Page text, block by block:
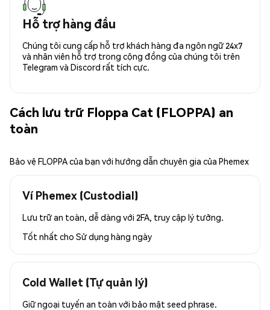
Hỗ trợ hàng đầu
Chúng tôi cung cấp hỗ trợ khách hàng đa ngôn ngữ 24x7
và nhân viên hỗ trợ trong cộng đồng của chúng tôi trên
Telegram và Discord rất tích cực.
Cách lưu trữ Floppa Cat (FLOPPA) an
toàn
Bảo vệ FLOPPA của bạn với hướng dẫn chuyên gia của Phemex
Ví Phemex (Custodial)
Lưu trữ an toàn, dễ dàng với 2FA, truy cập lý tưởng.
Tốt nhất cho Sử dụng hàng ngày
Cold Wallet (Tự quản lý)
Giữ ngoại tuyến an toàn với bảo mật seed phrase.